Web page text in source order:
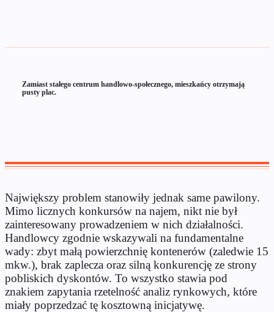
Zamiast stałego centrum handlowo-społecznego, mieszkańcy otrzymają
pusty plac.
Największy problem stanowiły jednak same pawilony.
Mimo licznych konkursów na najem, nikt nie był
zainteresowany prowadzeniem w nich działalności.
Handlowcy zgodnie wskazywali na fundamentalne
wady: zbyt małą powierzchnię kontenerów (zaledwie 15
mkw.), brak zaplecza oraz silną konkurencję ze strony
pobliskich dyskontów. To wszystko stawia pod
znakiem zapytania rzetelność analiz rynkowych, które
miały poprzedzać tę kosztowną inicjatywę.